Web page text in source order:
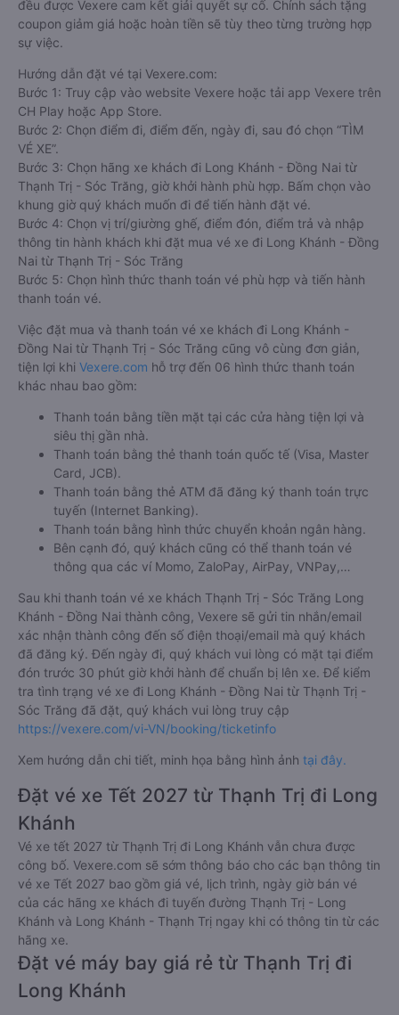
đều được Vexere cam kết giải quyết sự cố. Chính sách tặng
coupon giảm giá hoặc hoàn tiền sẽ tùy theo từng trường hợp
sự việc.
Hướng dẫn đặt vé tại Vexere.com:
Bước 1: Truy cập vào website Vexere hoặc tải app Vexere trên
CH Play hoặc App Store.
Bước 2: Chọn điểm đi, điểm đến, ngày đi, sau đó chọn “TÌM
VÉ XE”.
Bước 3: Chọn hãng xe khách đi Long Khánh - Đồng Nai từ
Thạnh Trị - Sóc Trăng, giờ khởi hành phù hợp. Bấm chọn vào
khung giờ quý khách muốn đi để tiến hành đặt vé.
Bước 4: Chọn vị trí/giường ghế, điểm đón, điểm trả và nhập
thông tin hành khách khi đặt mua vé xe đi Long Khánh - Đồng
Nai từ Thạnh Trị - Sóc Trăng
Bước 5: Chọn hình thức thanh toán vé phù hợp và tiến hành
thanh toán vé.
Việc đặt mua và thanh toán vé xe khách đi Long Khánh -
Đồng Nai từ Thạnh Trị - Sóc Trăng cũng vô cùng đơn giản,
tiện lợi khi Vexere.com hỗ trợ đến 06 hình thức thanh toán
khác nhau bao gồm:
Thanh toán bằng tiền mặt tại các cửa hàng tiện lợi và
siêu thị gần nhà.
Thanh toán bằng thẻ thanh toán quốc tế (Visa, Master
Card, JCB).
Thanh toán bằng thẻ ATM đã đăng ký thanh toán trực
tuyến (Internet Banking).
Thanh toán bằng hình thức chuyển khoản ngân hàng.
Bên cạnh đó, quý khách cũng có thể thanh toán vé
thông qua các ví Momo, ZaloPay, AirPay, VNPay,…
Sau khi thanh toán vé xe khách Thạnh Trị - Sóc Trăng Long
Khánh - Đồng Nai thành công, Vexere sẽ gửi tin nhắn/email
xác nhận thành công đến số điện thoại/email mà quý khách
đã đăng ký. Đến ngày đi, quý khách vui lòng có mặt tại điểm
đón trước 30 phút giờ khởi hành để chuẩn bị lên xe. Để kiểm
tra tình trạng vé xe đi Long Khánh - Đồng Nai từ Thạnh Trị -
Sóc Trăng đã đặt, quý khách vui lòng truy cập
https://vexere.com/vi-VN/booking/ticketinfo
Xem hướng dẫn chi tiết, minh họa bằng hình ảnh tại đây.
Đặt vé xe Tết 2027 từ Thạnh Trị đi Long
Khánh
Vé xe tết 2027 từ Thạnh Trị đi Long Khánh vẫn chưa được
công bố. Vexere.com sẽ sớm thông báo cho các bạn thông tin
vé xe Tết 2027 bao gồm giá vé, lịch trình, ngày giờ bán vé
của các hãng xe khách đi tuyến đường Thạnh Trị - Long
Khánh và Long Khánh - Thạnh Trị ngay khi có thông tin từ các
hãng xe.
Đặt vé máy bay giá rẻ từ Thạnh Trị đi
Long Khánh